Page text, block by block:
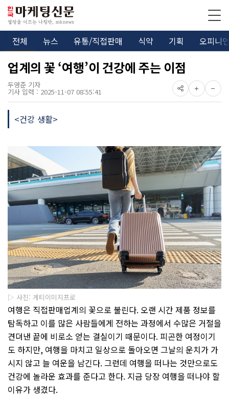
전체 뉴스 유통/직접판매 식약 기획 오피니
업계의 꽃 ‘여행’이 건강에 주는 이점
두영준 기자
기사 입력 : 2025-11-07 08:55:41
<건강 생활>
▷ 사진: 게티이미지프로
여행은 직접판매업계의 꽃으로 불린다. 오랜 시간 제품 정보를
탐독하고 이를 많은 사람들에게 전하는 과정에서 수많은 거절을
견뎌낸 끝에 비로소 얻는 결실이기 때문이다. 피곤한 여정이기
도 하지만, 여행을 마치고 일상으로 돌아오면 그날의 운치가 가
시지 않고 늘 여운을 남긴다. 그런데 여행을 떠나는 것만으로도
건강에 놀라운 효과를 준다고 한다. 지금 당장 여행을 떠나야 할
이유가 생겼다.